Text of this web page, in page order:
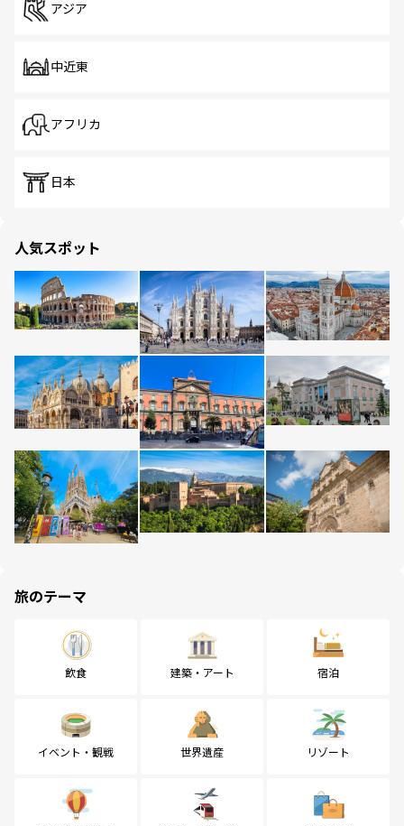
アジア
中近東
アフリカ
日本
人気スポット
旅のテーマ
飲食 建築・アート 宿泊
イベント・観戦 世界遺産 リゾート